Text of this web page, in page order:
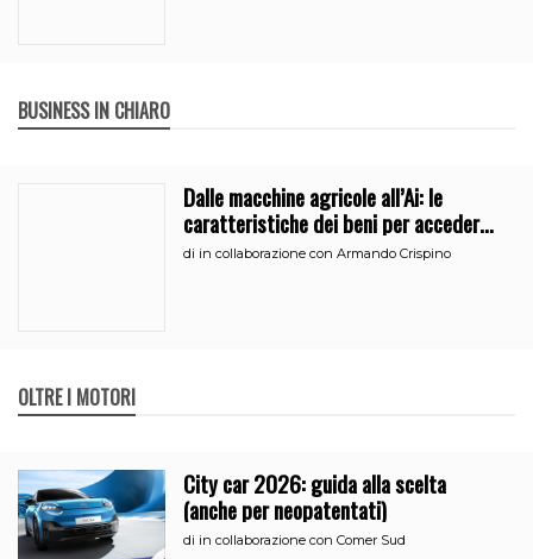
BUSINESS IN CHIARO
Dalle macchine agricole all’Ai: le
caratteristiche dei beni per accedere
all’iperammortamento
di in collaborazione con Armando Crispino
OLTRE I MOTORI
City car 2026: guida alla scelta
(anche per neopatentati)
di in collaborazione con Comer Sud